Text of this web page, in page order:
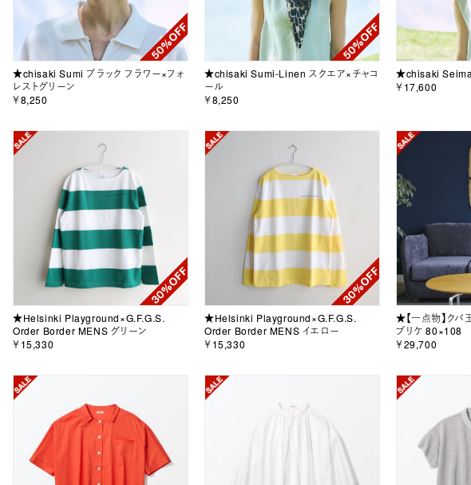
★chisaki Sumi ブラック フラワー×フォ
レストグリーン
￥8,250
★chisaki Sumi-Linen スクエア×チャコ
ール
￥8,250
★chisaki
￥17,600
★Helsinki Playground×G.F.G.S.
Order Border MENS グリーン
￥15,330
★Helsinki Playground×G.F.G.S.
Order Border MENS イエロー
￥15,330
★【一点物】クバ
プリケ 80×108
￥29,700